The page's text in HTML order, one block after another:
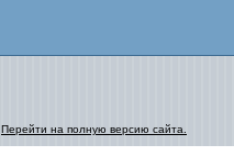
Перейти на полную версию сайта.